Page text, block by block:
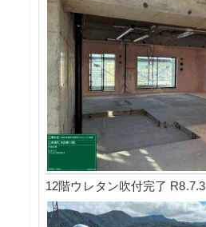
12階ウレタン吹付完了 R8.7.3